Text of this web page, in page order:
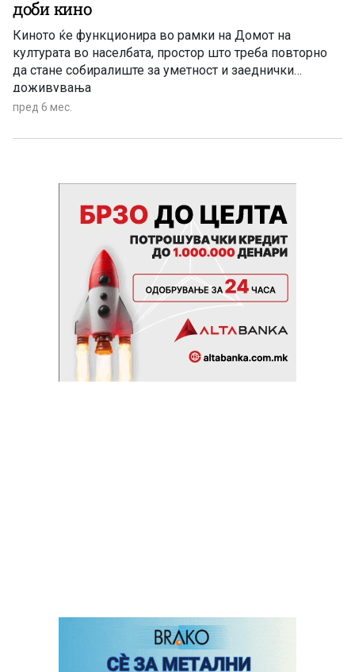
доби кино
Киното ќе функционира во рамки на Домот на
културата во населбата, простор што треба повторно
да стане собиралиште за уметност и заеднички
доживувања
пред 6 мес.